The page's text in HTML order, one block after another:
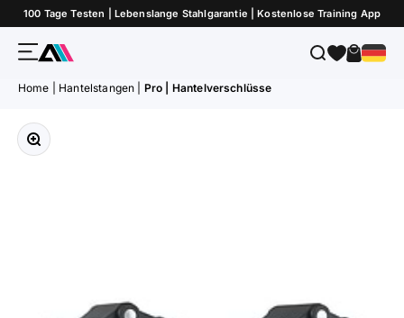
Zum Inhalt springen
100 Tage Testen | Lebenslange Stahlgarantie | Kostenlose Training App
MenüATLETICA Suche
Home Hantelstangen Pro | Hantelverschlüsse
Bild vergrößern